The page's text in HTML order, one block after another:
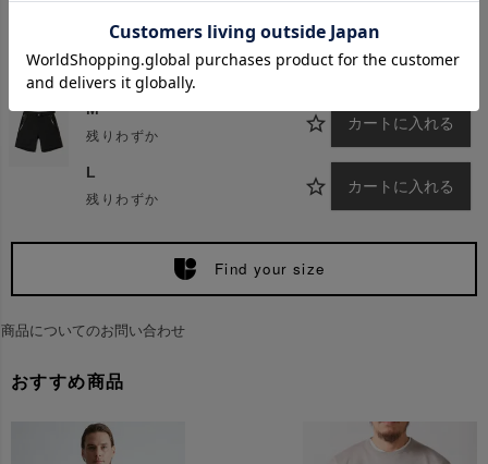
・WILD THINGS
・DESCENTE
SIZE
BLACK
M
残りわずか
カートに入れる
L
残りわずか
カートに入れる
Find your size
商品についてのお問い合わせ
おすすめ商品